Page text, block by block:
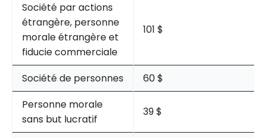
Société par actions
étrangère, personne
morale étrangère et
fiducie commerciale
101 $
Société de personnes
60 $
Personne morale
sans but lucratif
39 $